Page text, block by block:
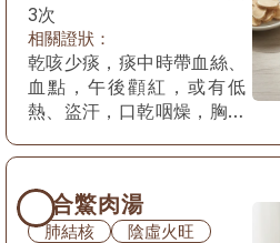
3次
相關證狀：
乾咳少痰，痰中時帶血絲、
血點，午後顴紅，或有低
熱、盜汗，口乾咽燥，胸部
或細數。
百合鱉肉湯
肺結核
陰虛火旺